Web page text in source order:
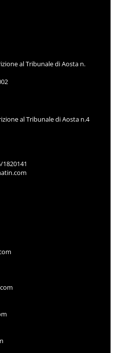
al Tribunale di Aosta n.
al Tribunale di Aosta n.4
1820141